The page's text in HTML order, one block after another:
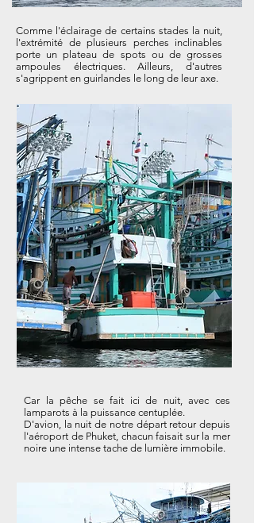
Comme l'éclairage de certains stades la nuit,
l'extrémité de plusieurs perches inclinables
porte un plateau de spots ou de grosses
ampoules électriques. Ailleurs, d'autres
s'agrippent en guirlandes le long de leur axe.
Car la pêche se fait ici de nuit, avec ces
lamparots à la puissance centuplée.
D'avion, la nuit de notre départ retour depuis
l'aéroport de Phuket, chacun faisait sur la mer
noire une intense tache de lumière immobile.